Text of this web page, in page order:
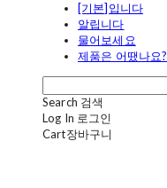
[기본]입니다
알립니다
물어보세요
제품은 어땠나요?
Search 검색
Log In 로그인
Cart장바구니